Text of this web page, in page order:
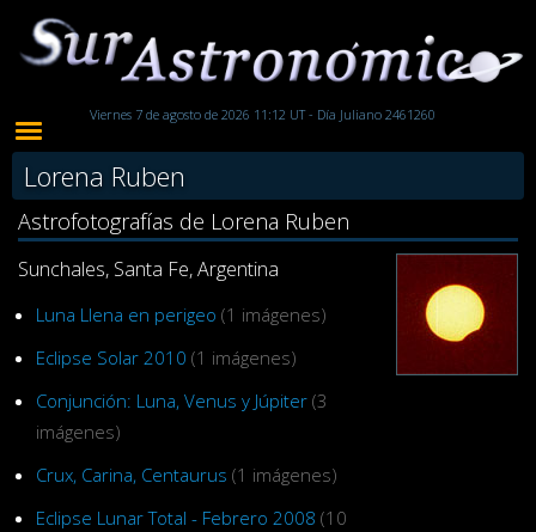
Viernes 7 de agosto de 2026 11:12 UT - Día Juliano 2461260
Lorena Ruben
Astrofotografías de Lorena Ruben
Sunchales, Santa Fe, Argentina
Luna Llena en perigeo (1 imágenes)
Eclipse Solar 2010 (1 imágenes)
Conjunción: Luna, Venus y Júpiter (3
imágenes)
Crux, Carina, Centaurus (1 imágenes)
Eclipse Lunar Total - Febrero 2008 (10